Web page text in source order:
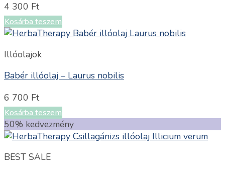
4 300 Ft
Kosárba teszem
Illóolajok
Babér illóolaj – Laurus nobilis
6 700 Ft
Kosárba teszem
50% kedvezmény
BEST SALE